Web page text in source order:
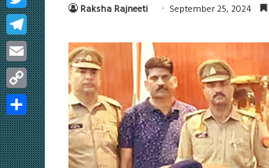
Raksha Rajneeti September 25, 2024
Twitter
Telegram
Email
Copy
Link
Share